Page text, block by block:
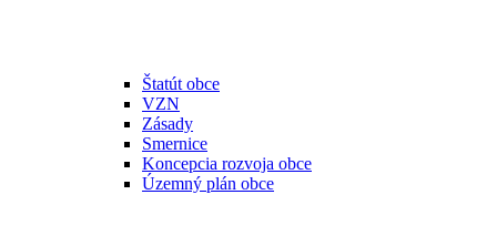
Štatút obce
VZN
Zásady
Smernice
Koncepcia rozvoja obce
Územný plán obce